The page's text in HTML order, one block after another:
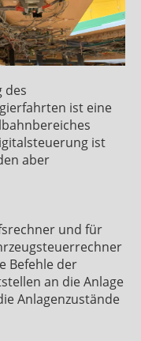
des
ist eine
ist
aber
und für
Befehle der
an die Anlage
Anlagenzustände